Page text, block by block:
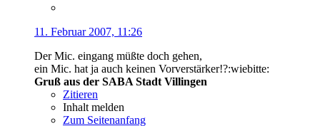
11. Februar 2007, 11:26
Der Mic. eingang müßte doch gehen,
ein Mic. hat ja auch keinen Vorverstärker!?:wiebitte:
Gruß aus der SABA Stadt Villingen
Zitieren
Inhalt melden
Zum Seitenanfang